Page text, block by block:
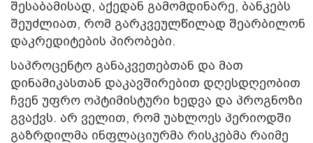
შესაბამისად, აქედან გამომდინარე, ბანკებს
შეუძლიათ, რომ გარკვეულწილად შეარბილონ
დაკრედიტების პირობები.
საპროცენტო განაკვეთებთან და მათ
დინამიკასთან დაკავშირებით დღესდღეობით
ჩვენ უფრო ოპტიმისტური ხედვა და პროგნოზი
გვაქვს. არ ველით, რომ უახლოეს პერიოდში
გაზრდილმა ინფლაციურმა რისკებმა რაიმე